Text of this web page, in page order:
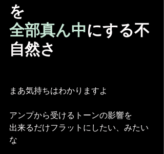
を
全部真ん中にする不
自然さ
まあ気持ちはわかりますよ
アンプから受けるトーンの影響を
出来るだけフラットにしたい、みたい
な